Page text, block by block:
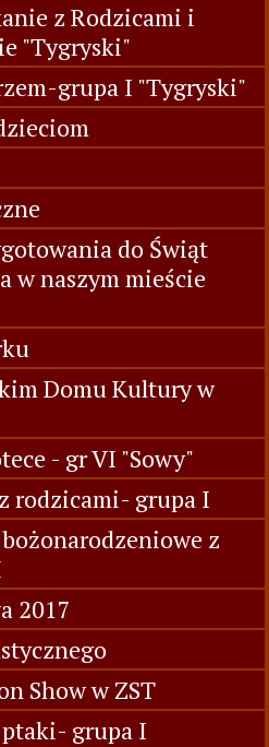
z Rodzicami i
"Tygryski"
grupa I "Tygryski"
do Świąt
w naszym mieście
Domu Kultury w
- gr VI "Sowy"
rodzicami- grupa I
z
2017
Show w ZST
grupa I